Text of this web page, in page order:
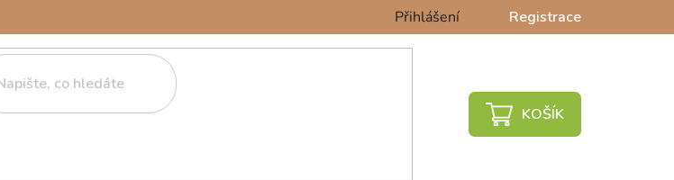
Přihlášení Registrace
NÁKUPNÍ